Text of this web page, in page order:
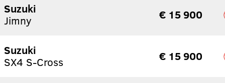
Suzuki
Jimny
€ 15 900
Suzuki
SX4 S-Cross
€ 15 900